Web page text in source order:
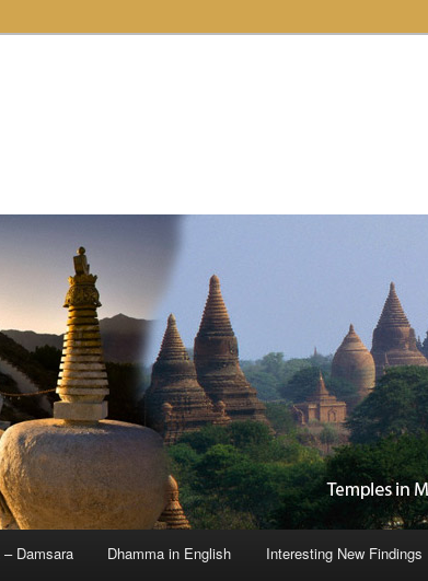
Damsara Dhamma in English Interesting New Findings